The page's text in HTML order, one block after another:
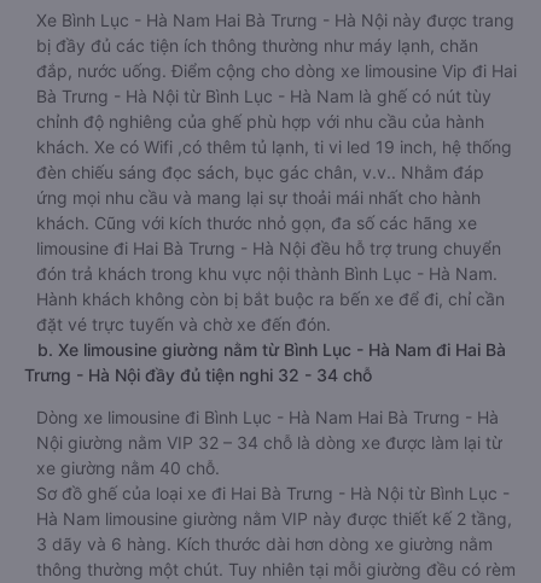
Xe Bình Lục - Hà Nam Hai Bà Trưng - Hà Nội này được trang
bị đầy đủ các tiện ích thông thường như máy lạnh, chăn
đắp, nước uống. Điểm cộng cho dòng xe limousine Vip đi Hai
Bà Trưng - Hà Nội từ Bình Lục - Hà Nam là ghế có nút tùy
chỉnh độ nghiêng của ghế phù hợp với nhu cầu của hành
khách. Xe có Wifi ,có thêm tủ lạnh, ti vi led 19 inch, hệ thống
đèn chiếu sáng đọc sách, bục gác chân, v.v.. Nhằm đáp
ứng mọi nhu cầu và mang lại sự thoải mái nhất cho hành
khách. Cũng với kích thước nhỏ gọn, đa số các hãng xe
limousine đi Hai Bà Trưng - Hà Nội đều hỗ trợ trung chuyển
đón trả khách trong khu vực nội thành Bình Lục - Hà Nam.
Hành khách không còn bị bắt buộc ra bến xe để đi, chỉ cần
đặt vé trực tuyến và chờ xe đến đón.
b. Xe limousine giường nằm từ Bình Lục - Hà Nam đi Hai Bà
Trưng - Hà Nội đầy đủ tiện nghi 32 - 34 chỗ
Dòng xe limousine đi Bình Lục - Hà Nam Hai Bà Trưng - Hà
Nội giường nằm VIP 32 – 34 chỗ là dòng xe được làm lại từ
xe giường nằm 40 chỗ.
Sơ đồ ghế của loại xe đi Hai Bà Trưng - Hà Nội từ Bình Lục -
Hà Nam limousine giường nằm VIP này được thiết kế 2 tầng,
3 dãy và 6 hàng. Kích thước dài hơn dòng xe giường nằm
thông thường một chút. Tuy nhiên tại mỗi giường đều có rèm